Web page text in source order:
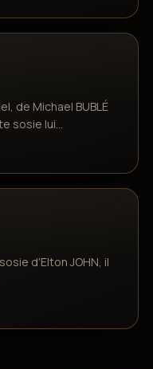
de Michael BUBLÉ
sosie lui…
d'Elton JOHN, il